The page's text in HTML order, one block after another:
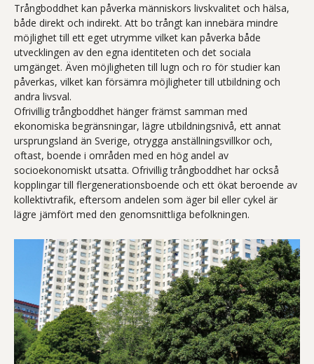
Trångboddhet kan påverka människors livskvalitet och hälsa,
både direkt och indirekt. Att bo trångt kan innebära mindre
möjlighet till ett eget utrymme vilket kan påverka både
utvecklingen av den egna identiteten och det sociala
umgänget. Även möjligheten till lugn och ro för studier kan
påverkas, vilket kan försämra möjligheter till utbildning och
andra livsval.
Ofrivillig trångboddhet hänger främst samman med
ekonomiska begränsningar, lägre utbildningsnivå, ett annat
ursprungsland än Sverige, otrygga anställningsvillkor och,
oftast, boende i områden med en hög andel av
socioekonomiskt utsatta. Ofrivillig trångboddhet har också
kopplingar till flergenerationsboende och ett ökat beroende av
kollektivtrafik, eftersom andelen som äger bil eller cykel är
lägre jämfört med den genomsnittliga befolkningen.